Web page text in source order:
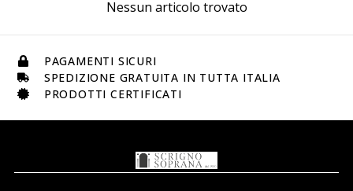
Nessun articolo trovato
PAGAMENTI SICURI
SPEDIZIONE GRATUITA IN TUTTA ITALIA
PRODOTTI CERTIFICATI